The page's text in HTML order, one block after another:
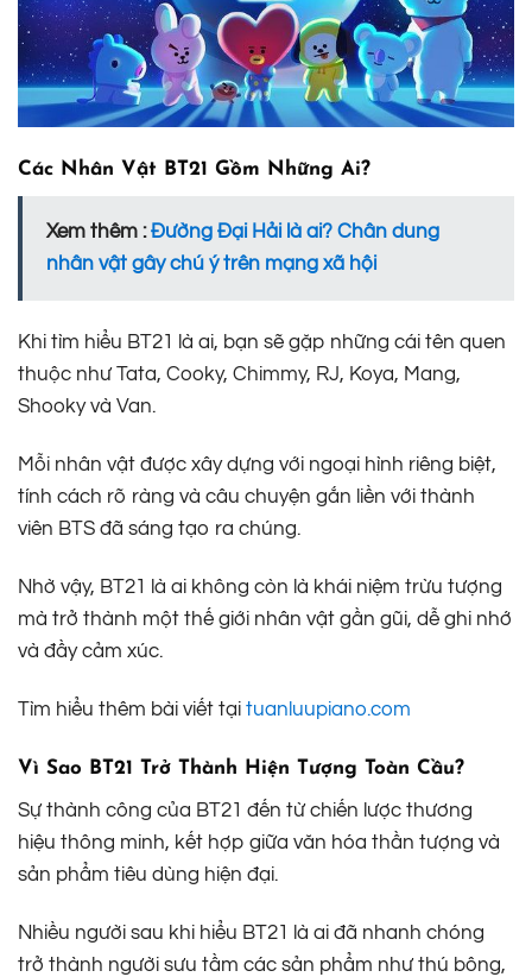
Các Nhân Vật BT21 Gồm Những Ai?
Xem thêm :Đường Đại Hải là ai? Chân dung
nhân vật gây chú ý trên mạng xã hội
Khi tìm hiểu BT21 là ai, bạn sẽ gặp những cái tên quen
thuộc như Tata, Cooky, Chimmy, RJ, Koya, Mang,
Shooky và Van.
Mỗi nhân vật được xây dựng với ngoại hình riêng biệt,
tính cách rõ ràng và câu chuyện gắn liền với thành
viên BTS đã sáng tạo ra chúng.
Nhờ vậy, BT21 là ai không còn là khái niệm trừu tượng
mà trở thành một thế giới nhân vật gần gũi, dễ ghi nhớ
và đầy cảm xúc.
Tìm hiểu thêm bài viết tại tuanluupiano.com
Vì Sao BT21 Trở Thành Hiện Tượng Toàn Cầu?
Sự thành công của BT21 đến từ chiến lược thương
hiệu thông minh, kết hợp giữa văn hóa thần tượng và
sản phẩm tiêu dùng hiện đại.
Nhiều người sau khi hiểu BT21 là ai đã nhanh chóng
trở thành người sưu tầm các sản phẩm như thú bông,